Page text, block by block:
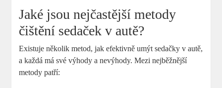
Jaké jsou nejčastější metody
čištění sedaček v autě?
Existuje několik metod, jak efektivně umýt sedačky v autě,
a každá má své výhody a nevýhody. Mezi nejběžnější
metody patří: